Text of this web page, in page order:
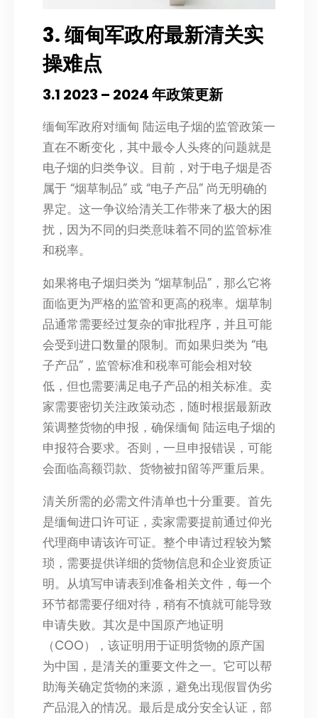
3. 缅甸军政府最新清关实
操难点
3.1 2023 – 2024 年政策更新
缅甸军政府对缅甸 陆运电子烟的监管政策一
直在不断变化，其中最令人头疼的问题就是
电子烟的归类争议。目前，对于电子烟是否
属于 “烟草制品” 或 “电子产品” 尚无明确的
界定。这一争议给清关工作带来了极大的困
扰，因为不同的归类意味着不同的监管标准
和税率。
如果将电子烟归类为 “烟草制品”，那么它将
面临更为严格的监管和更高的税率。烟草制
品通常需要经过复杂的审批程序，并且可能
会受到进口数量的限制。而如果归类为 “电
子产品”，监管标准和税率可能会相对较
低，但也需要满足电子产品的相关标准。卖
家需要密切关注政策动态，随时根据最新政
策调整货物的申报，确保缅甸 陆运电子烟的
申报符合要求。否则，一旦申报错误，可能
会面临高额罚款、货物被扣留等严重后果。
清关所需的必需文件清单也十分重要。首先
是缅甸进口许可证，卖家需要提前通过仰光
代理商申请该许可证。整个申请过程较为繁
琐，需要提供详细的货物信息和企业资质证
明。从填写申请表到准备相关文件，每一个
环节都需要仔细对待，稍有不慎就可能导致
申请失败。其次是中国原产地证明
（COO），该证明用于证明货物的原产国
为中国，是清关的重要文件之一。它可以帮
助海关确定货物的来源，避免出现假冒伪劣
产品混入的情况。最后是成分安全认证，部